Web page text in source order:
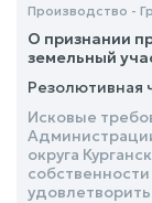
Производство -
О признании
земельный
Резолютивная
Исковые
округа
удовлетворить